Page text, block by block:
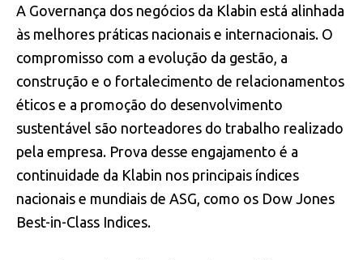
INTEGRIDADE
TECNOLOGIA DA INFORMAÇÃO
A Governança dos negócios da Klabin está alinhada
às melhores práticas nacionais e internacionais. O
compromisso com a evolução da gestão, a
construção e o fortalecimento de relacionamentos
éticos e a promoção do desenvolvimento
sustentável são norteadores do trabalho realizado
pela empresa. Prova desse engajamento é a
continuidade da Klabin nos principais índices
nacionais e mundiais de ASG, como os Dow Jones
Best-in-Class Indices.